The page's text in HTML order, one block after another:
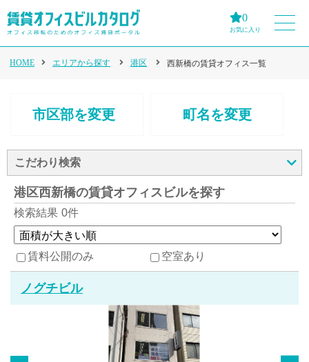
0
お気に入り
HOME エリアから探す 港区 西新橋の賃貸オフィス一覧
市区部を変更 町名を変更
こだわり検索
港区西新橋の賃貸オフィスビルを探す
検索結果 0件
賃料公開のみ 空室あり
ノグチビル